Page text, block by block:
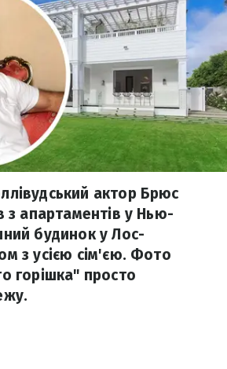
актор Брюс
з апартаментів у Нью-
будинок у Лос-
з усією сім'єю. Фото
горішка" просто